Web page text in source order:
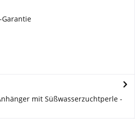
Garantie
mit Süßwasserzuchtperle -